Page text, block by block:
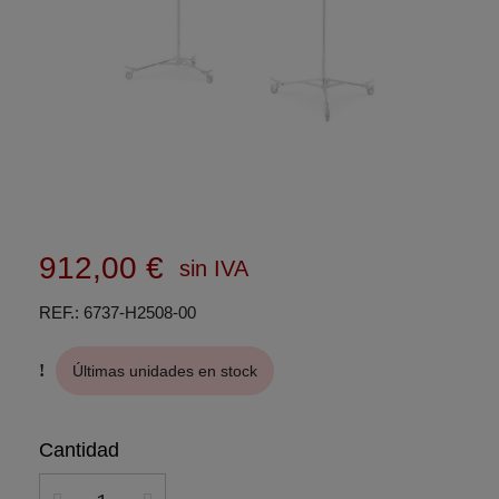
912,00 € sin IVA
REF. 6737-H2508-00
Últimas unidades en stock
Cantidad